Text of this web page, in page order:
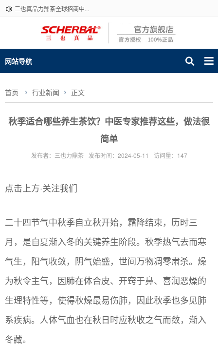
三也真品力鼎茶全球招商中...
网站导航
首页 行业新闻 正文
秋季适合哪些养生茶饮？中医专家推荐这些，做法很
简单
发布者：三也力鼎茶 发布时间：2024-05-11 访问量：147
点击上方·关注我们
二十四节气中秋季自立秋开始，霜降结束，历时三
月，是自夏渐入冬的关键养生阶段。秋季热气去而寒
气生，阳气收敛，阴气始盛，世间万物凋零肃杀。燥
为秋令主气，因肺在体合皮、开窍于鼻、喜润恶燥的
生理特性等，使得秋燥最易伤肺，因此秋季也多见肺
系疾病。人体气血也在秋日时应秋收之气而敛，渐入
冬藏。